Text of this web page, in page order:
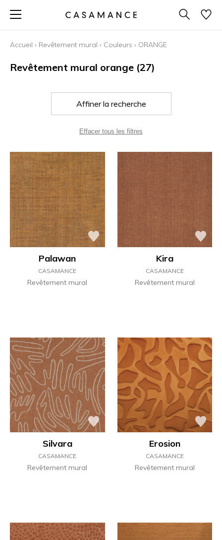
Accueil › Revêtement mural › Couleurs › ORANGE
Revêtement mural orange (27)
Affiner la recherche
Effacer tous les filtres
Palawan
CASAMANCE
Revêtement mural
Kira
CASAMANCE
Revêtement mural
Silvara
CASAMANCE
Revêtement mural
Erosion
CASAMANCE
Revêtement mural